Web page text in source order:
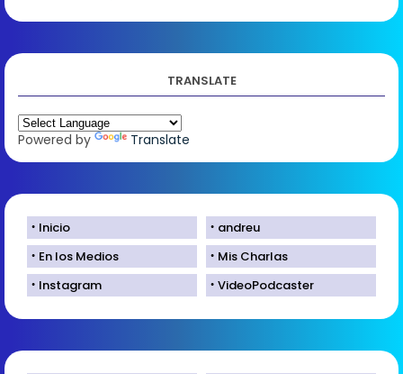
TRANSLATE
Powered by Translate
Inicio
andreu
En los Medios
Mis Charlas
Instagram
VideoPodcaster